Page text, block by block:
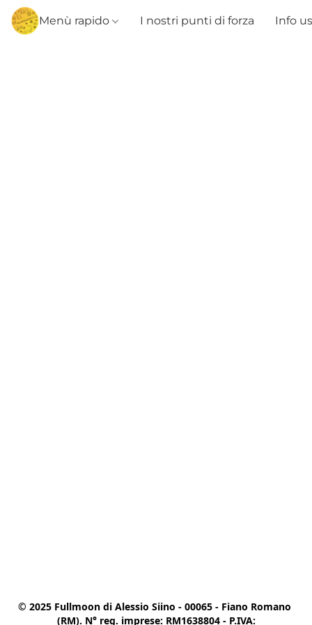
Menù rapido I nostri punti di forza Info
© 2025 Fullmoon di Alessio Siino - 00065 - Fiano Romano
(RM). N° reg. imprese: RM1638804 - P.IVA: